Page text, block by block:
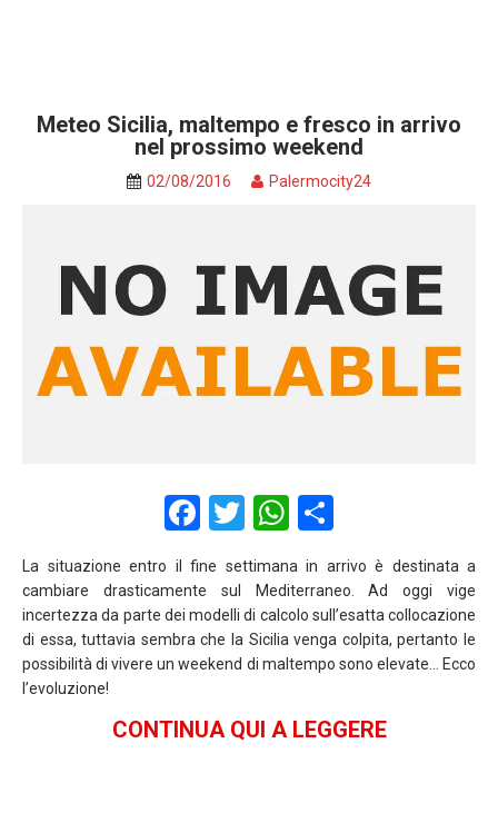
Meteo Sicilia, maltempo e fresco in arrivo
nel prossimo weekend
02/08/2016 Palermocity24
F
ce
b
o
k
T
wi
tt
er
W
h
at
s
A
p
h
ar
e
La situazione entro il fine settimana in arrivo è destinata a
cambiare drasticamente sul Mediterraneo. Ad oggi vige
incertezza da parte dei modelli di calcolo sull’esatta collocazione
di essa, tuttavia sembra che la Sicilia venga colpita, pertanto le
possibilità di vivere un weekend di maltempo sono elevate… Ecco
l’evoluzione!
CONTINUA QUI A LEGGERE